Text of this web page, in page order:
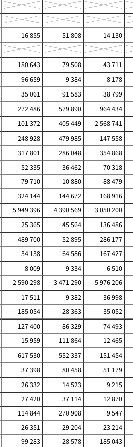
16 855 51 808
14 130
180 643 79 508
43 711
96 659 9 384
8 178
35 061 91 583
38 799
272 486 579 890
964 434
101 372 405 449
2 568 741
248 928 479 985
147 558
317 801 286 048
354 868
52 335 36 462
70 318
79 710 10 880
88 479
324 144 144 672
168 916
5 949 396 4 390 569
3 050 200
25 365 45 564
136 486
489 700 52 895
286 177
34 138 64 586
167 427
8 009 9 334
6 510
2 590 298 3 471 290
5 976 206
17 511 9 382
36 998
185 054 28 363
35 052
127 400 86 329
74 493
15 959 111 864
12 465
617 530 552 337
151 454
37 398 80 458
51 179
26 332 14 523
9 215
27 420 37 114
12 870
114 844 270 908
9 547
26 351 29 204
23 214
99 283 28 578
185 043